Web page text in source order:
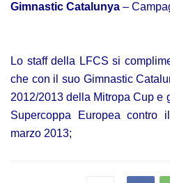
Gimnastic Catalunya –
Lo staff della LFCS si
che con il suo Gimnastic
2012/2013 della Mitropa Cup e
Supercoppa Europea
marzo 2013;